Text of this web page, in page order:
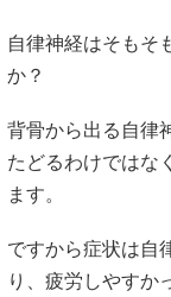
自律神経はそもそ
か？
背骨から出る自律
たどるわけではな
ます。
ですから症状は自
り、疲労しやすか